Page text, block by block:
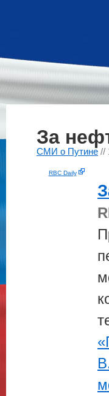
За
СМИ о Путине //
RBC Daily